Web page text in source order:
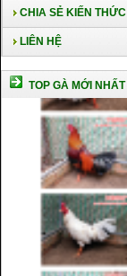
CHIA SẺ KIẾN THỨC
LIÊN HỆ
TOP GÀ MỚI NHẤT